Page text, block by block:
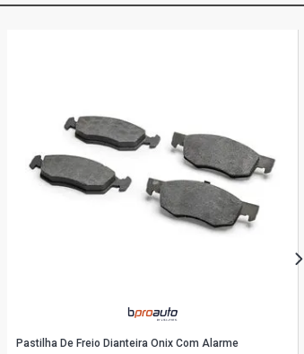
Pastilha De Freio Dianteira Onix Com Alarme